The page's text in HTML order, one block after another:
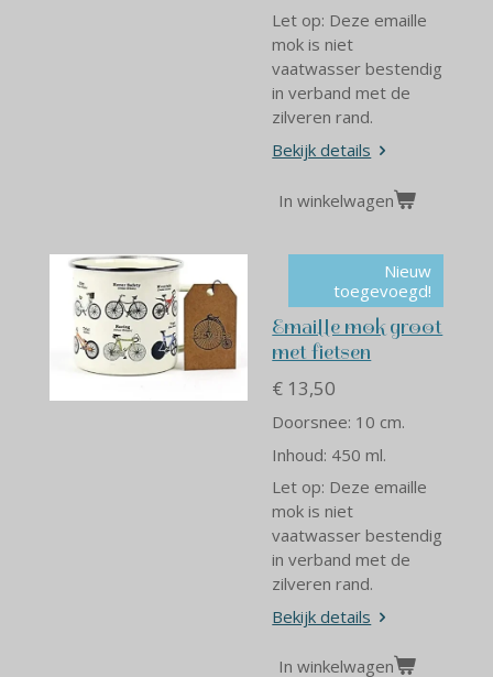
Let op: Deze emaille
mok is niet
vaatwasser bestendig
in verband met de
zilveren rand.
Bekijk details
In winkelwagen
Nieuw
toegevoegd!
Emaille mok groot
met fietsen
€ 13,50
Doorsnee: 10 cm.
Inhoud: 450 ml.
Let op: Deze emaille
mok is niet
vaatwasser bestendig
in verband met de
zilveren rand.
Bekijk details
In winkelwagen